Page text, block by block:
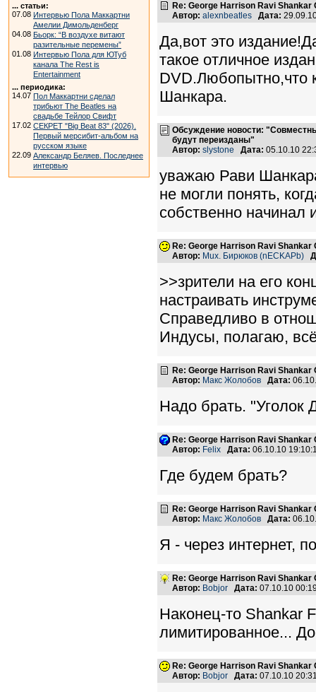
... статьи:
07.08 Интервью Пола Маккартни
Амелии Димольденберг
04.08 Бьорк: “В воздухе витают
разительные перемены”
01.08 Интервью Пола для ЮТуб
канала The Rest is
Entertainment
... периодика:
14.07 Пол Маккартни сделал
трибьют The Beatles на
свадьбе Тейлор Свифт
17.02 СЕКРЕТ "Big Beat 83" (2026).
Первый мерсибит-альбом на
русском языке
22.09 Александр Беляев. Последнее
интервью
Re: George Harrison Ravi
Автор: alexnbeatles Дата:
Да,вот это
такое отличное
DVD.Любопытно,что
Шанкара.
Обсуждение новости:
будут переизданы"
Автор: slystone Дата: 05.10.10
уважаю Рави
не могли понять,
собственно начинал
Re: George Harrison Ravi
Автор: Mux. Бирюков (nECKAPb)
>>зрители на его
настраивать
Справедливо в
Индусы, полагаю,
Re: George Harrison Ravi
Автор: Макс Жолобов Дата:
Надо брать. "Уголок
Re: George Harrison Ravi
Автор: Felix Дата: 06.10.10
Где будем брать?
Re: George Harrison Ravi
Автор: Макс Жолобов Дата:
Я - через интернет,
Re: George Harrison Ravi
Автор: Bobjor Дата: 07.10.10
Наконец-то Shankar
лимитированное...
Re: George Harrison Ravi
Автор: Bobjor Дата: 07.10.10